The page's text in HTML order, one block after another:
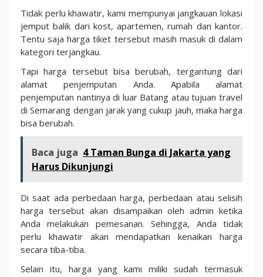
Tidak perlu khawatir, kami mempunyai jangkauan lokasi
jemput balik dari kost, apartemen, rumah dan kantor.
Tentu saja harga tiket tersebut masih masuk di dalam
kategori terjangkau.
Tapi harga tersebut bisa berubah, tergantung dari
alamat penjemputan Anda. Apabila alamat
penjemputan nantinya di luar Batang atau tujuan travel
di Semarang dengan jarak yang cukup jauh, maka harga
bisa berubah.
Baca juga 4 Taman Bunga di Jakarta yang
Harus Dikunjungi
Di saat ada perbedaan harga, perbedaan atau selisih
harga tersebut akan disampaikan oleh admin ketika
Anda melakukan pemesanan. Sehingga, Anda tidak
perlu khawatir akan mendapatkan kenaikan harga
secara tiba-tiba.
Selain itu, harga yang kami miliki sudah termasuk